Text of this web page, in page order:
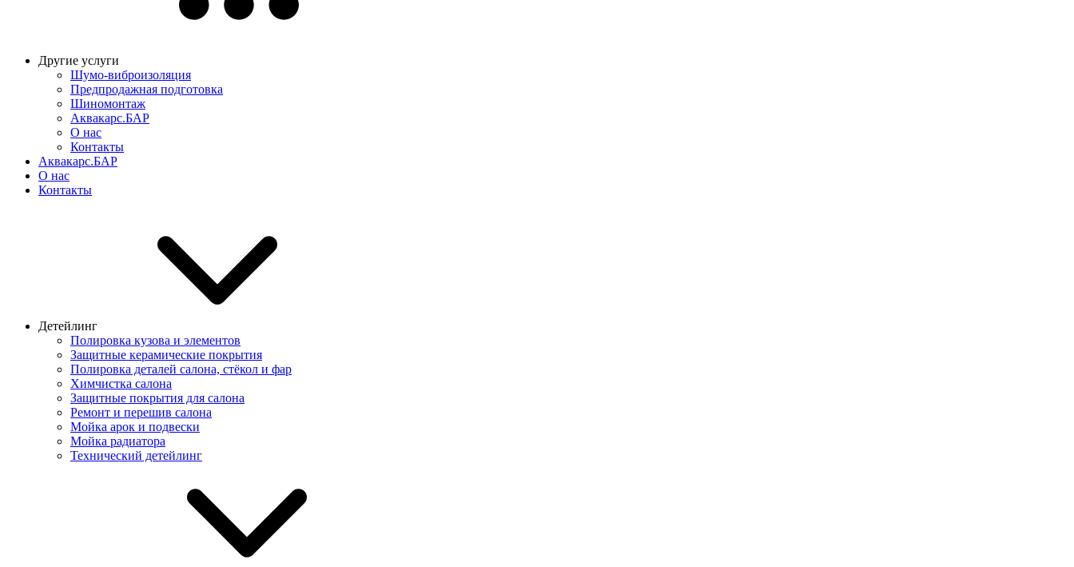
Другие услуги
Шумо-виброизоляция
Предпродажная подготовка
Шиномонтаж
Аквакарс.БАР
О нас
Контакты
Аквакарс.БАР
О нас
Контакты
Детейлинг
Полировка кузова и элементов
Защитные керамические покрытия
Полировка деталей салона, стёкол и фар
Химчистка салона
Защитные покрытия для салона
Ремонт и перешив салона
Мойка арок и подвески
Мойка радиатора
Технический детейлинг